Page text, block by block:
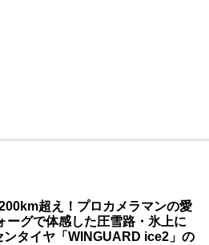
超え！プロカメラマンの愛
ーグで体感した圧雪路・氷上に
ンタイヤ「WINGUARD ice2」の